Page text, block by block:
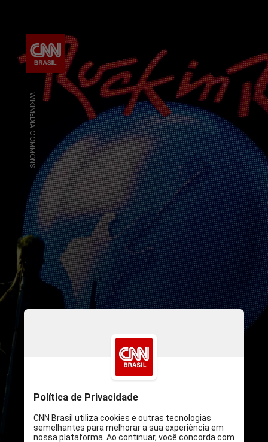
Durante evento no Rio de Janeiro,
o vice-presidente Artístico da Rock
World Zé Ricardo e Ana Deccache,
diretora de Marketing, anunciaram
os novos artistas para o festival
WIKIMEDIA COMMONS